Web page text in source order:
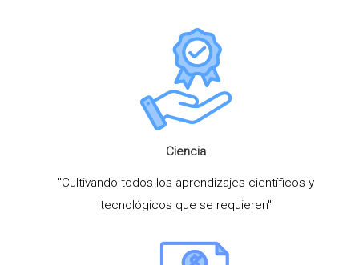
Ciencia
"Cultivando todos los aprendizajes científicos y
tecnológicos que se requieren"